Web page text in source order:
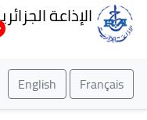
الإذاعة الجزائرية
Français
English